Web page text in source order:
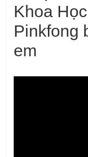
Khoa
Pinkfong
em